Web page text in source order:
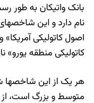
کاتولیکی منطقه یورو»
متوسط و بزرگ است، از